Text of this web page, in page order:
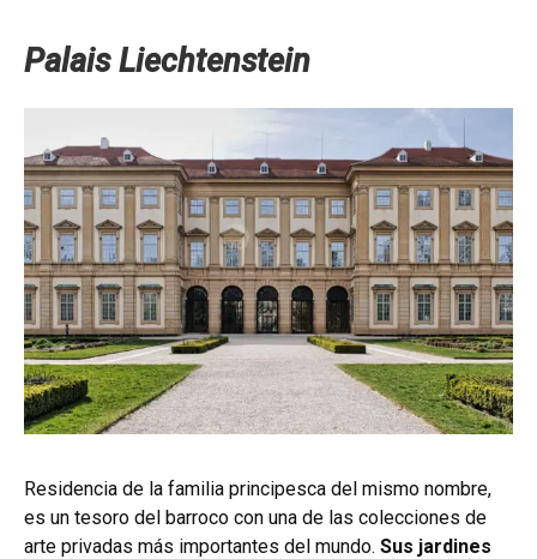
Palais Liechtenstein
Residencia de la familia principesca del mismo nombre,
es un tesoro del barroco con una de las colecciones de
arte privadas más importantes del mundo. Sus jardines